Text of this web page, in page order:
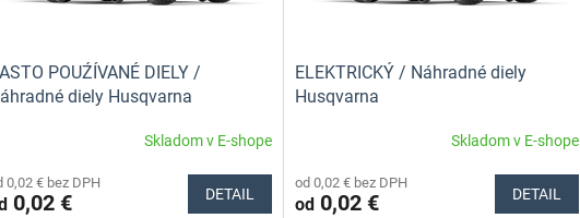
POUŹÍVANÉ DIELY /
diely Husqvarna
Skladom v E-shope
0,02 € bez DPH
0,02 € DETAIL
ELEKTRICKÝ / Náhradné diely
Husqvarna
Skladom v E-shope
od 0,02 € bez DPH
od0,02 € DETAIL